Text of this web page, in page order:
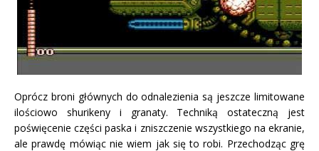
Oprócz broni głównych do odnalezienia są jeszcze limitowane
ilościowo shurikeny i granaty. Techniką ostateczną jest
poświęcenie części paska i zniszczenie wszystkiego na ekranie,
ale prawdę mówiąc nie wiem jak się to robi. Przechodząc grę